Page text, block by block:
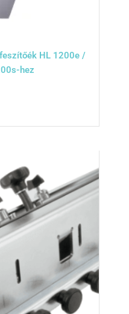
HL 1200e /
hez